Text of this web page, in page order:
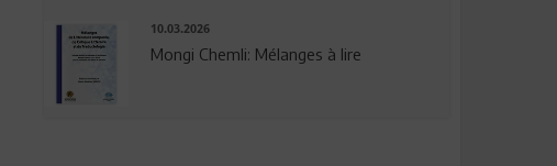
10.03.2026
Mongi Chemli: Mélanges à lire